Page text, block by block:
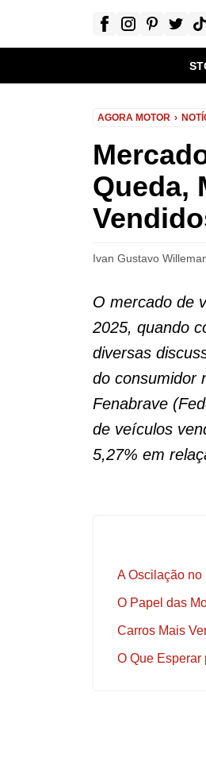
AGORA MOTOR
Queda,
Ivan Gustavo
O mercado de
2025, quando
diversas
do consumidor
Fenabrave
de veículos
5,27% em
A Oscilação no
O Papel das
Carros Mais
O Que Esperar